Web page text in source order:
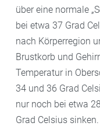
über eine normale
bei etwa 37 Grad
nach Körperregion
Brustkorb und
Temperatur in
34 und 36 Grad
nur noch bei etwa
Grad Celsius sinken.